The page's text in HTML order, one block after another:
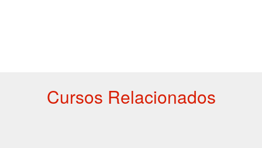
Cursos Relacionados